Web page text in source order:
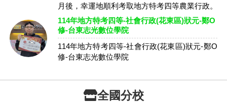
月後，幸運地順利考取地方特考四等農業行政。
114年地方特考四等-社會行政(花東區)狀元-鄭O
修-台東志光數位學院
114年地方特考四等-社會行政(花東區)狀元-鄭O
修-台東志光數位學院
全國分校